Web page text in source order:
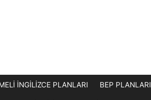
İNGİLİZCE PLANLARI BEP PLANLARI